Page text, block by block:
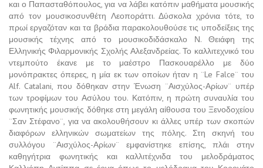
και ο Παπασταθόπουλος, για να λάβει κατόπιν μαθήματα μουσικής
από τον μουσικοσυνθέτη Λεοποράττι. Δύσκολα χρόνια τότε, το
πρωί εργαζόταν και τα βράδια παρακολουθούσε τις υποδείξεις της
μουσικής τέχνης από το μουσικοδιδάσκαλο Ν. Θειάφη της
Ελληνικής Φιλαρμονικής Σχολής Αλεξανδρείας. Το καλλιτεχνικό του
ντεμπούτο έκανε με το μαέστρο Πασκουαρέλλο με δύο
μονόπρακτες όπερες, η μία εκ των οποίων ήταν η ¨Le Falce¨ του
Alf. Catalani, που δόθηκαν στην Ένωση ¨Αισχύλος-Αρίων¨ υπέρ
των τροφίμων του Ασύλου του. Κατόπιν, η πρώτη συναυλία του
φωνητικής μουσικής δόθηκε στη μεγάλη αίθουσα του Ξενοδοχείου
¨Σαν Στέφανο¨, για να ακολουθήσουν κι άλλες υπέρ των σκοπών
διαφόρων ελληνικών σωματείων της πόλης. Στη σκηνή του
συλλόγου ¨Αισχύλος-Αρίων¨ εμφανίστηκε επίσης, πλάι στην
καθηγήτρια φωνητικής και καλλιτέχνιδα του μελοδράματος